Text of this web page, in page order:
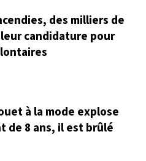
des milliers de
candidature pour
à la mode explose
de 8 ans, il est brûlé